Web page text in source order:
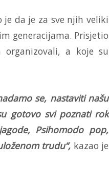
je da je za sve njih veliki
generacijama. Prisjetio
a koje su
se, nastaviti našu
gotovo svi poznati rok
Psihomodo pop,
trudu“, kazao je